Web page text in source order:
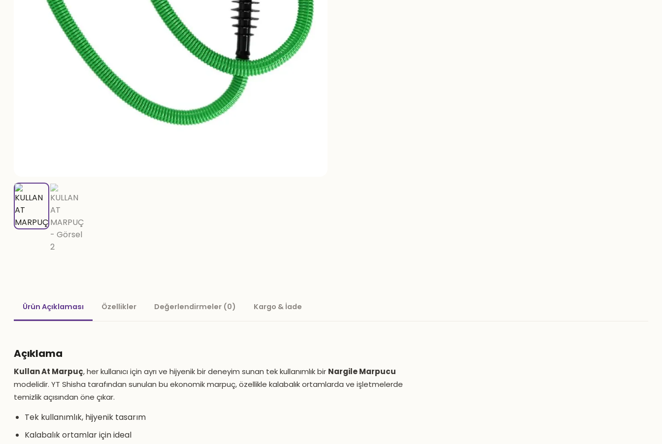
Ürün Açıklaması Özellikler Değerlendirmeler (0) Kargo & İade
Açıklama
Kullan At Marpuç, her kullanıcı için ayrı ve hijyenik bir deneyim sunan tek kullanımlık bir Nargile Marpucu
modelidir. YT Shisha tarafından sunulan bu ekonomik marpuç, özellikle kalabalık ortamlarda ve işletmelerde
temizlik açısından öne çıkar.
Tek kullanımlık, hijyenik tasarım
Kalabalık ortamlar için ideal